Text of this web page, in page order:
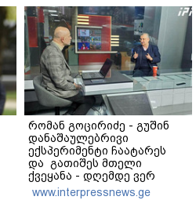
რომან გოცირიძე - გუშინ
დანაშაულებრივი
ექსპერიმენტი ჩაატარეს
და გათიშეს მთელი
ქვეყანა - დღემდე ვერ
დავადგინეთ, რა მოხდა
ელექტროენერგიის
www.interpressnews.ge